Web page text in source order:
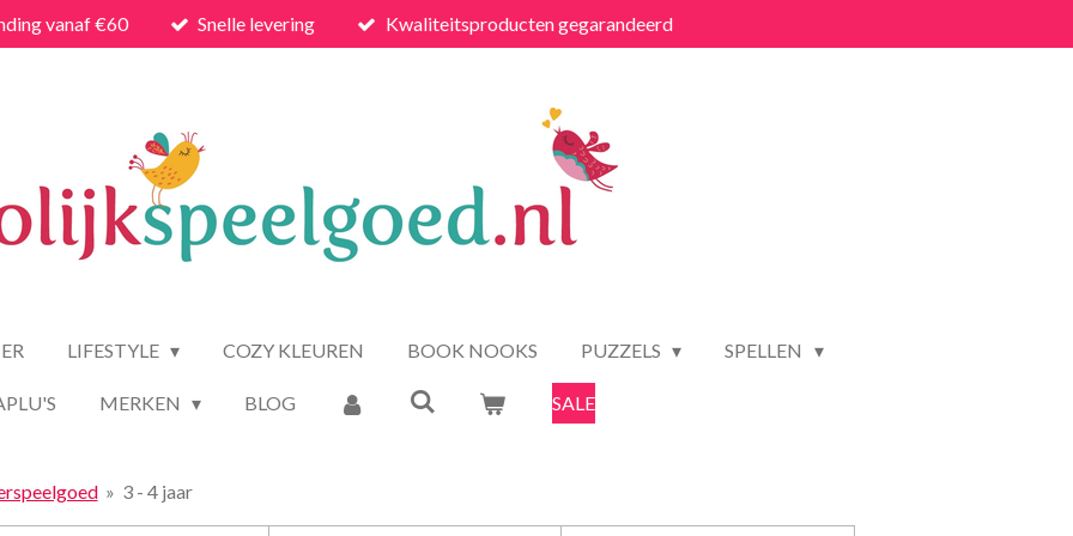
vanaf €60 Snelle levering Kwaliteitsproducten gegarandeerd
LIFESTYLE COZY KLEUREN BOOK NOOKS PUZZELS SPELLEN
MERKEN BLOG SALE
» 3 - 4 jaar